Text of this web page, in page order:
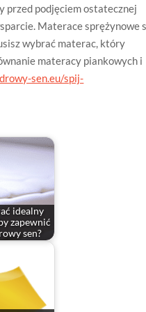
przed podjęciem ostatecznej
Materace sprężynowe
wybrać materac, który
materacy piankowych i
sen.eu/spij-
idealny
zapewnić
sen?